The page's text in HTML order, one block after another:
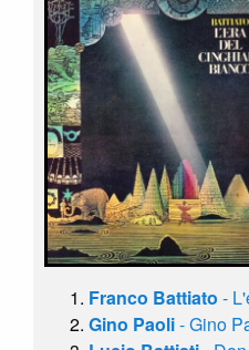
Franco Battiato -
Gino Paoli- Gino